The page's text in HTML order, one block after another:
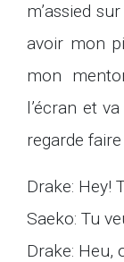
m’assied
avoir mon
mon
l’écran et
regarde
Drake: Hey!
Saeko: Tu
Drake: Heu,